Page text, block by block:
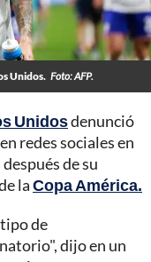
Unidos. Foto: AFP.
Unidosdenunció
redes sociales en
de su
laCopa América.
de
dijo en un